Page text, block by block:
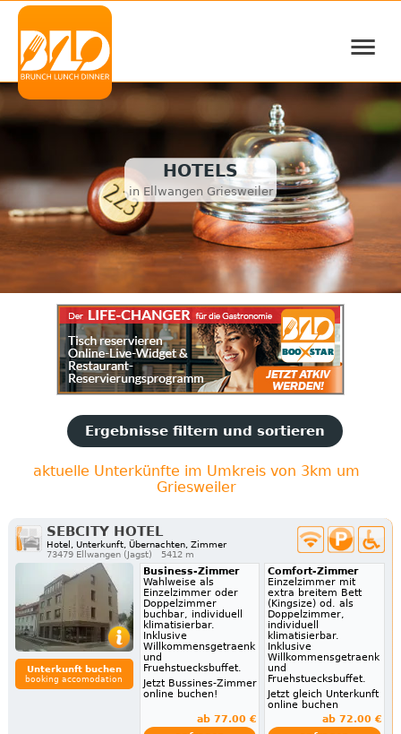
≡
HOTELS
in Ellwangen Griesweiler
Ergebnisse filtern und sortieren
aktuelle Unterkünfte im Umkreis von 3km um
Griesweiler
SEBCITY HOTEL
Hotel, Unterkunft, Übernachten, Zimmer
73479 Ellwangen (Jagst)
5412 m
Unterkunft buchen
booking accomodation
Business-Zimmer
Wahlweise als
Einzelzimmer oder
Doppelzimmer
buchbar, individuell
klimatisierbar.
Inklusive
Willkommensgetraenk
und
Fruehstuecksbuffet.
Jetzt Bussines-Zimmer
online buchen!
ab 77.00 €
Comfort-Zimmer
Einzelzimmer mit
extra breitem Bett
(Kingsize) od. als
Doppelzimmer,
individuell
klimatisierbar.
Inklusive
Willkommensgetraenk
und
Fruehstuecksbuffet.
Jetzt gleich Unterkunft
online buchen
ab 72.00 €